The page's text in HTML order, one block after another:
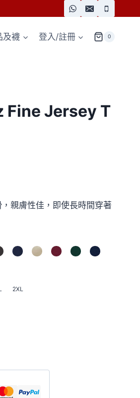
及襪 登入/註冊 0
Fine Jersey T
親膚性佳，即使長時間穿著
2XL